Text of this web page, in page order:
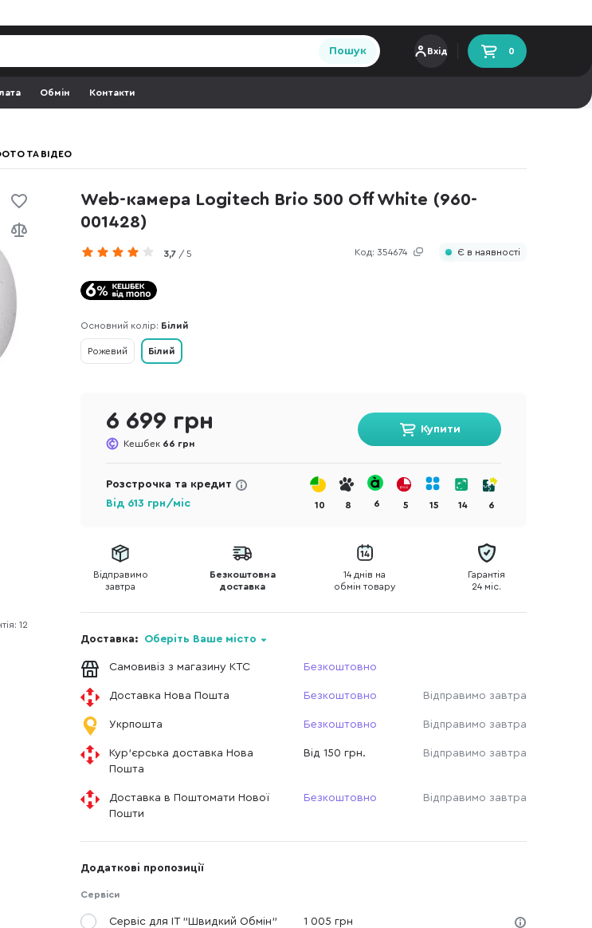
Пошук Вхід 0
Обмін Контакти
ТА ВІДЕО
Web-камера Logitech Brio 500 Off White (960-
001428)
Код: 354674
3,7 / 5 Є в наявності
12
Основний колір: Білий
Рожевий Білий
6 699 грн
Кешбек 66 грн
Купити
Розстрочка та кредит
Від 613 грн/міс 10 8 6 5 15 14 6
Відправимо
завтра
Безкоштовна
доставка
14 днів на
обмін товару
Гарантія
24 міс.
Доставка: Оберіть Ваше місто
Самовивіз з магазину КТС Безкоштовно
Доставка Нова Пошта Безкоштовно Відправимо завтра
Укрпошта Безкоштовно Відправимо завтра
Кур'єрська доставка Нова
Пошта
Від 150 грн. Відправимо завтра
Доставка в Поштомати Нової
Пошти
Безкоштовно Відправимо завтра
Додаткові пропозиції
Сервіси
Сервіс для IT "Швидкий Обмін"
1 005 грн